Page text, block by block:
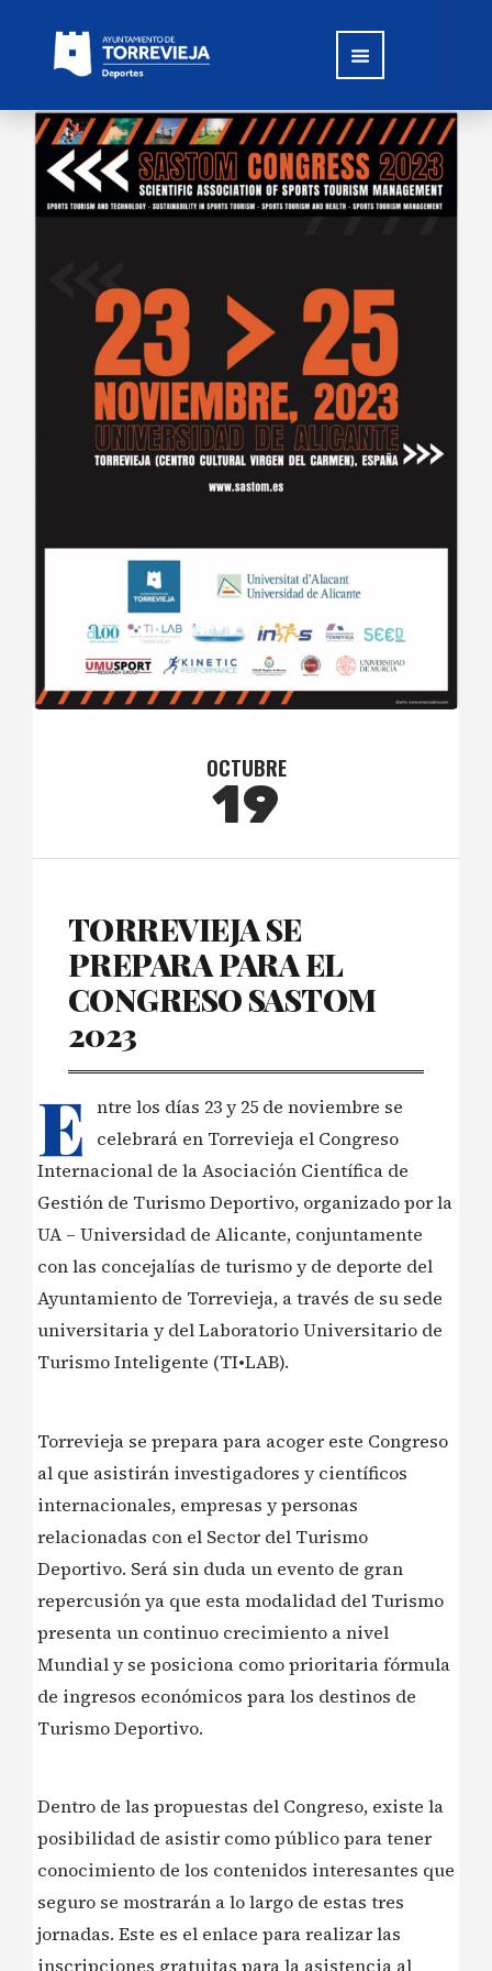
OCTUBRE
19
TORREVIEJA SE
PREPARA PARA EL
CONGRESO SASTOM
2023
E ntre los días 23 y 25 de noviembre se
celebrará en Torrevieja el Congreso
Internacional de la Asociación Científica de
Gestión de Turismo Deportivo, organizado por la
UA – Universidad de Alicante, conjuntamente
con las concejalías de turismo y de deporte del
Ayuntamiento de Torrevieja, a través de su sede
universitaria y del Laboratorio Universitario de
Turismo Inteligente (TI•LAB).
Torrevieja se prepara para acoger este Congreso
al que asistirán investigadores y científicos
internacionales, empresas y personas
relacionadas con el Sector del Turismo
Deportivo. Será sin duda un evento de gran
repercusión ya que esta modalidad del Turismo
presenta un continuo crecimiento a nivel
Mundial y se posiciona como prioritaria fórmula
de ingresos económicos para los destinos de
Turismo Deportivo.
Dentro de las propuestas del Congreso, existe la
posibilidad de asistir como público para tener
conocimiento de los contenidos interesantes que
seguro se mostrarán a lo largo de estas tres
jornadas. Este es el enlace para realizar las
inscripciones gratuitas para la asistencia al